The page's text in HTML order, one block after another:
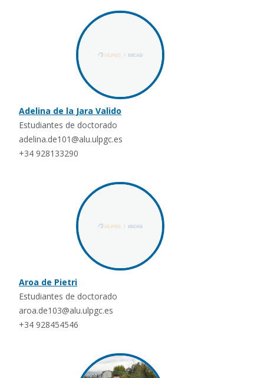
Adelina de la Jara Valido
Estudiantes de doctorado
adelina.de101@alu.ulpgc.es
+34 928133290
Aroa de Pietri
Estudiantes de doctorado
aroa.de103@alu.ulpgc.es
+34 928454546